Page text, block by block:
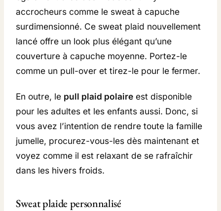
accrocheurs comme le sweat à capuche
surdimensionné. Ce sweat plaid nouvellement
lancé offre un look plus élégant qu’une
couverture à capuche moyenne. Portez-le
comme un pull-over et tirez-le pour le fermer.
En outre, le pull plaid polaire est disponible
pour les adultes et les enfants aussi. Donc, si
vous avez l’intention de rendre toute la famille
jumelle, procurez-vous-les dès maintenant et
voyez comme il est relaxant de se rafraîchir
dans les hivers froids.
Sweat plaide personnalisé